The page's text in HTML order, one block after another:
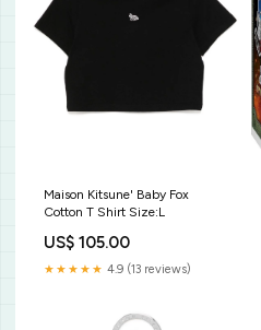
Maison Kitsune' Baby Fox
Cotton T Shirt Size:L
US$ 105.00
★★★★★ 4.9 (13 reviews)